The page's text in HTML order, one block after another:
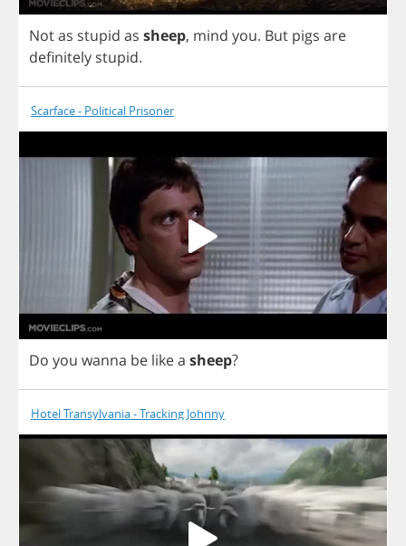
Notas stupid as sheep, mind you. But pigs are
definitely stupid.
Scarface - Political Prisoner
Do you wanna be likea sheep?
Hotel Transylvania - Tracking Johnny